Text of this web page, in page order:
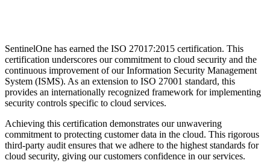
SentinelOne has earned the ISO 27017:2015 certification. This
certification underscores our commitment to cloud security and the
continuous improvement of our Information Security Management
System (ISMS). As an extension to ISO 27001 standard, this
provides an internationally recognized framework for implementing
security controls specific to cloud services.
Achieving this certification demonstrates our unwavering
commitment to protecting customer data in the cloud. This rigorous
third-party audit ensures that we adhere to the highest standards for
cloud security, giving our customers confidence in our services.